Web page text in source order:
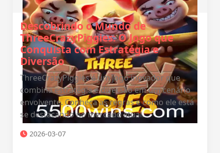
Descobrindo o Mundo de
ThreeCrazyPiggies: O Jogo que
Conquista com Estratégia e
Diversão
ThreeCrazyPiggies é um jogo inovador que
combina estratégia e diversão em um cenário
envolvente. Conheça as regras e como ele está
se destacando no mercado atual.
2026-03-07